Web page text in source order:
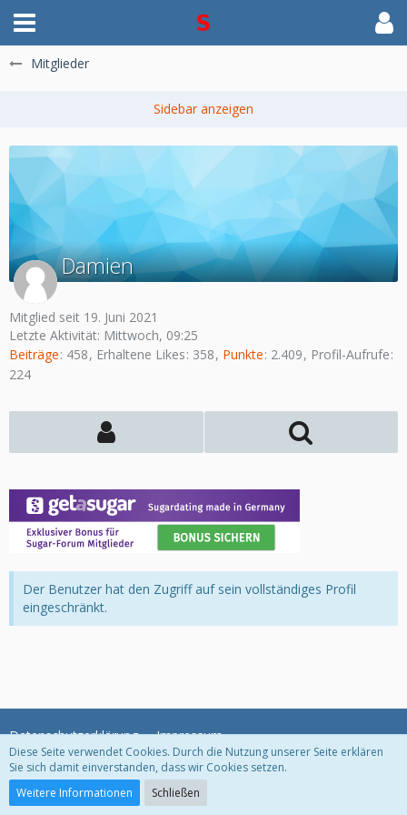
Mitglieder
Damien
Mitglied seit 19. Juni 2021
Letzte Aktivität: Mittwoch, 09:25
Beiträge 458 Erhaltene Likes 358 Punkte 2.409
Profil-Aufrufe
224
Der Benutzer hat den Zugriff auf sein vollständiges Profil
eingeschränkt.
Datenschutzerklärung Impressum
Community-Software:
Diese Seite verwendet Cookies. Durch die Nutzung unserer Seite erklären
Sie sich damit einverstanden, dass wir Cookies setzen.
Weitere Informationen
Schließen